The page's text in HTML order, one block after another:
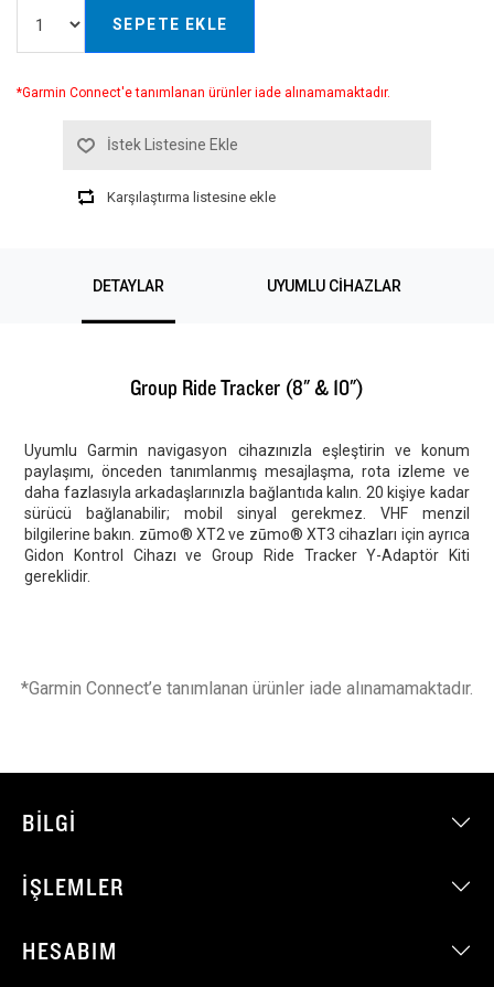
SEPETE EKLE
*Garmin Connect'e tanımlanan ürünler iade alınamamaktadır.
İstek Listesine Ekle
Karşılaştırma listesine ekle
DETAYLAR UYUMLU CIHAZLAR
Group Ride Tracker (8" & 10")
Uyumlu Garmin navigasyon cihazınızla eşleştirin ve konum
paylaşımı, önceden tanımlanmış mesajlaşma, rota izleme ve
daha fazlasıyla arkadaşlarınızla bağlantıda kalın. 20 kişiye kadar
sürücü bağlanabilir; mobil sinyal gerekmez. VHF menzil
bilgilerine bakın. zūmo® XT2 ve zūmo® XT3 cihazları için ayrıca
Gidon Kontrol Cihazı ve Group Ride Tracker Y-Adaptör Kiti
gereklidir.
*Garmin Connect’e tanımlanan ürünler iade alınamamaktadır.
BILGI
İŞLEMLER
HESABIM